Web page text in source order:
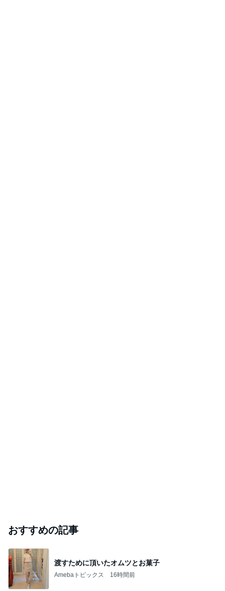
おすすめの記事
渡すために頂いたオムツとお菓子
Amebaトピックス 16時間前